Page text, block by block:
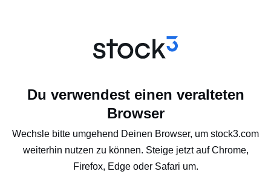
Du verwendest einen veralteten
Browser
Wechsle bitte umgehend Deinen Browser, um stock3.com
weiterhin nutzen zu können. Steige jetzt auf Chrome,
Firefox, Edge oder Safari um.